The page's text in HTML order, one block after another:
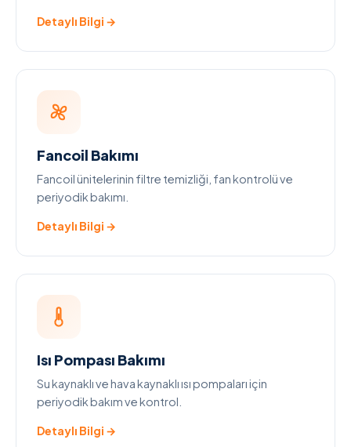
Detaylı Bilgi →
Fancoil Bakımı
Fancoil ünitelerinin filtre temizliği, fan kontrolü ve
periyodik bakımı.
Detaylı Bilgi →
Isı Pompası Bakımı
Su kaynaklı ve hava kaynaklı ısı pompaları için
periyodik bakım ve kontrol.
Detaylı Bilgi →